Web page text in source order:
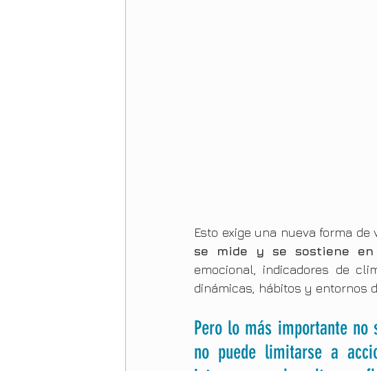
Esto exige una nueva forma de
se mide y se sostiene en
emocional, indicadores de
dinámicas, hábitos y entornos
Pero lo más importante no
no puede limitarse a